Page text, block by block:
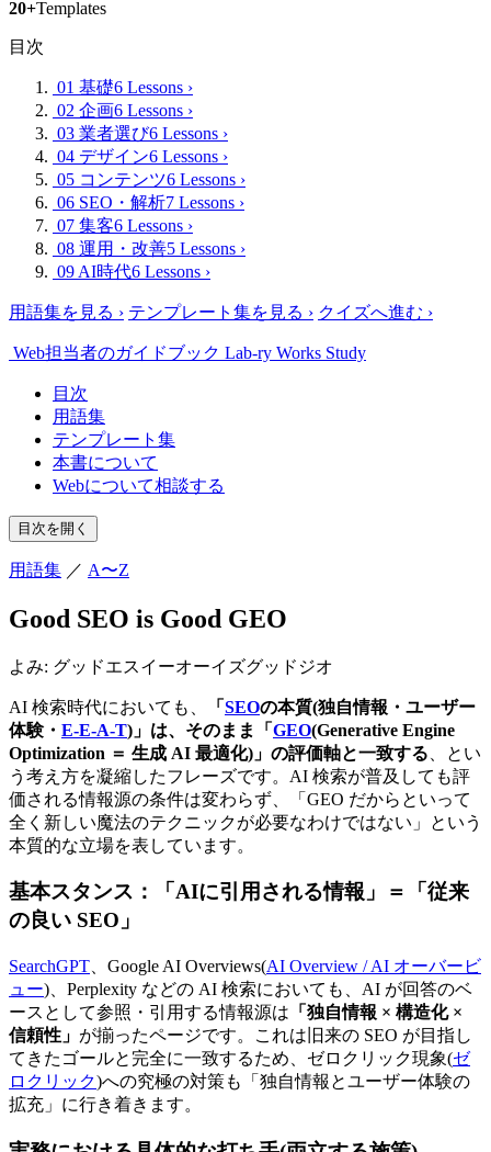
20+Templates
目次
01 基礎6 Lessons ›
02 企画6 Lessons ›
03 業者選び6 Lessons ›
04 デザイン6 Lessons ›
05 コンテンツ6 Lessons ›
06 SEO・解析7 Lessons ›
07 集客6 Lessons ›
08 運用・改善5 Lessons ›
09 AI時代6 Lessons ›
用語集を見る › テンプレート集を見る › クイズへ進む ›
Web担当者のガイドブック Lab-ry Works Study
目次
用語集
テンプレート集
本書について
Webについて相談する
目次を開く
用語集 ／ A〜Z
Good SEO is Good GEO
よみ: グッドエスイーオーイズグッドジオ
AI 検索時代においても、 「 SEOの本質(独自情報・ユーザー
体験・ E-E-A-T)」は、そのまま「 GEO(Generative Engine
Optimization ＝ 生成 AI 最適化)」の評価軸と一致する 、とい
う考え方を凝縮したフレーズです。AI 検索が普及しても評
価される情報源の条件は変わらず、「GEO だからといって
全く新しい魔法のテクニックが必要なわけではない」という
本質的な立場を表しています。
基本スタンス：「AIに引用される情報」＝「従来
の良い SEO」
SearchGPT 、Google AI Overviews(AI Overview / AI オーバービ
ュー)、Perplexity などの AI 検索においても、AI が回答のベ
ースとして参照・引用する情報源は 「独自情報 × 構造化 ×
信頼性」 が揃ったページです。これは旧来の SEO が目指し
てきたゴールと完全に一致するため、ゼロクリック現象(ゼ
ロクリック)への究極の対策も「独自情報とユーザー体験の
拡充」に行き着きます。